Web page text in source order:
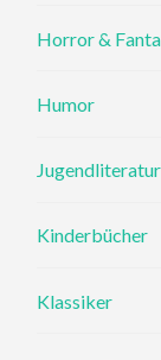
Horror &
Humor
Jugendliteratur
Kinderbücher
Klassiker